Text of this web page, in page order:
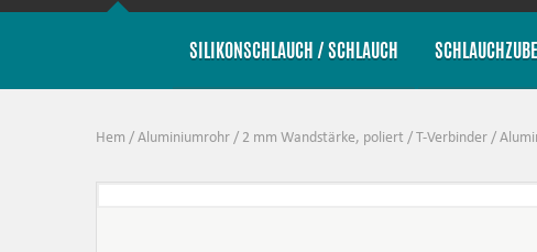
SILIKONSCHLAUCH / SCHLAUCH
Hem / Aluminiumrohr / 2 mm Wandstärke, poliert / T-Verbinder /